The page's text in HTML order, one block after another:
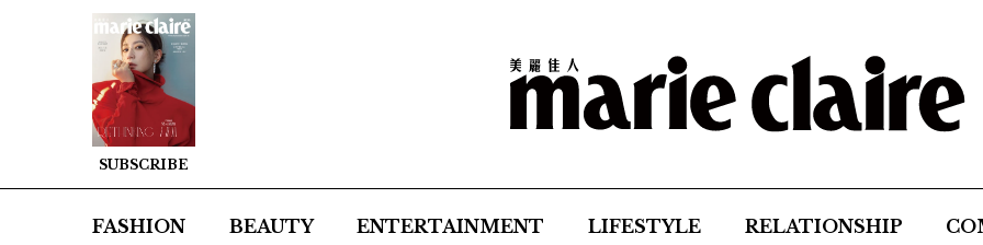
SUBSCRIBE
FASHION BEAUTY ENTERTAINMENT LIFESTYLE RELATIONSHIP